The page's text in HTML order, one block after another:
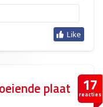
17
reacties
plaat